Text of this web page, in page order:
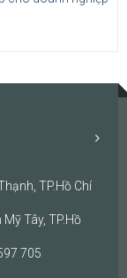
TP.Hồ Chí
Tây, TP.Hồ
705